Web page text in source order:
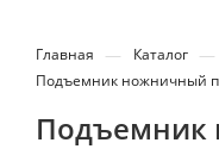
Главная — Каталог —
Подъемник ножничный
Подъемник